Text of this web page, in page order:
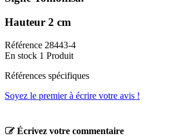
Hauteur 2 cm
Référence 28443-4
En stock 1 Produit
Références spécifiques
Soyez le premier à écrire votre avis !
Écrivez votre commentaire